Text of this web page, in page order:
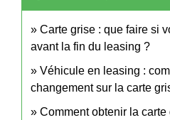
Carte grise : que faire si
avant la fin du leasing ?
Véhicule en leasing :
changement sur la carte
Comment obtenir la